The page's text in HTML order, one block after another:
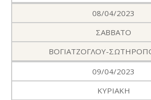
08/04/2023
ΣΑΒΒΑΤΟ
ΒΟΓΙΑΤΖΟΓΛΟΥ-
09/04/2023
ΚΥΡΙΑΚΗ